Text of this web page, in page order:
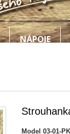
NÁPOJE
Model 03-01-